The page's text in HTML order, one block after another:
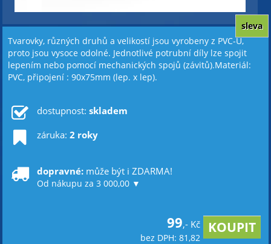
Tvarovky, různých druhů a velikostí jsou vyrobeny z PVC-U,
proto jsou vysoce odolné. Jednotlivé potrubní díly lze spojit
lepením nebo pomocí mechanických spojů (závitů).Materiál:
PVC, připojení : 90x75mm (lep. x lep).
sleva
dostupnost: skladem
záruka: 2 roky
dopravné: může být i ZDARMA!
Od nákupu za 3 000,00 ▼
99,- Kč
bez DPH: 81,82